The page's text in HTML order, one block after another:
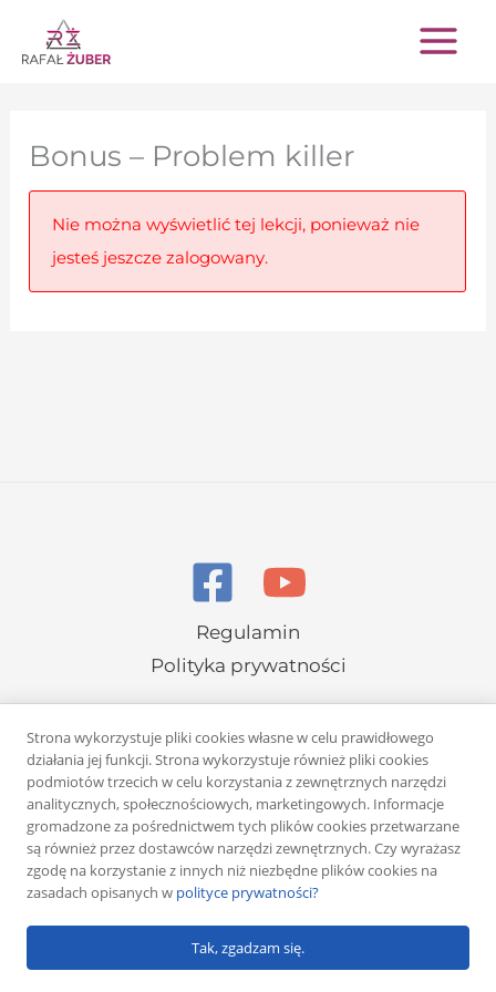
Przejdź
do
Bonus – Problem killer
Nie można wyświetlić tej lekcji, ponieważ nie
jesteś jeszcze zalogowany.
Regulamin
Polityka prywatności
Copyright © 2026 Rafał Żuber
Powered byKlub eMarketera
Strona wykorzystuje pliki cookies własne w celu prawidłowego
działania jej funkcji. Strona wykorzystuje również pliki cookies
podmiotów trzecich w celu korzystania z zewnętrznych narzędzi
analitycznych, społecznościowych, marketingowych. Informacje
gromadzone za pośrednictwem tych plików cookies przetwarzane
są również przez dostawców narzędzi zewnętrznych. Czy wyrażasz
zgodę na korzystanie z innych niż niezbędne plików cookies na
zasadach opisanych w polityce prywatności?
Tak, zgadzam się.